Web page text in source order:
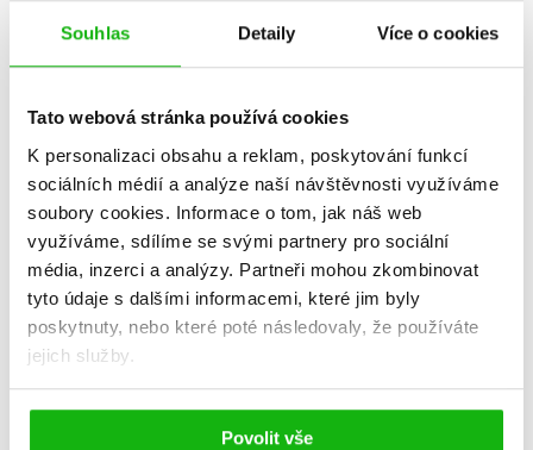
Souhlas Detaily Více o cookies
Tato webová stránka používá cookies
K personalizaci obsahu a reklam, poskytování funkcí
sociálních médií a analýze naší návštěvnosti využíváme
soubory cookies. Informace o tom, jak náš web
využíváme, sdílíme se svými partnery pro sociální
média, inzerci a analýzy. Partneři mohou zkombinovat
tyto údaje s dalšími informacemi, které jim byly
poskytnuty, nebo které poté následovaly, že používáte
jejich služby.
Povolit vše
Génius jménem Leonardo
Guido Visconti,
Bimba Landmannová
199 Kč249 Kč
Do košíku
Zobrazuji 1 až 1 z celkem 1 záznamů